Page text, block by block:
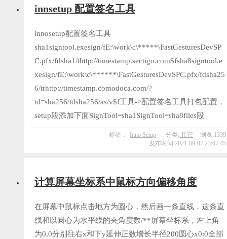
innsetup 配置签名工具
innosetup配置签名工具
sha1signtool.exesign/fE:\work\c\*****\FastGesturesDevSP
C.pfx/fdsha1/thttp://timestamp.sectigo.com$fsha8signtool.e
xesign/fE:\work\c\******\FastGesturesDevSPC.pfx/fdsha25
6/trhttp://timestamp.comodoca.com/?
td=sha256/tdsha256/as/v$f工具->配置签名工具打包配置，
setup段添加下面SignTool=sha1SignTool=sha8files段
标签： Inno Setup 分类: 其它
浏览:1339
发布时间:2021-09-07 23:07:45
计算屏幕坐标系中鼠标方向偏移角度
在屏幕中鼠标点击地方为圆心，然后画一条直线，这条直
线和以圆心为水平线的夹角度数/**屏幕坐标系，左上角
为0,0分别往右x和下y延伸正数增长半径200圆心x0:0全部